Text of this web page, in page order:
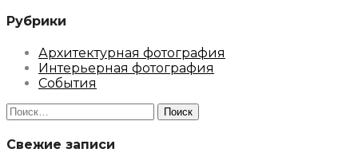
Рубрики
Архитектурная фотография
Интерьерная фотография
События
Найти:
Свежие записи